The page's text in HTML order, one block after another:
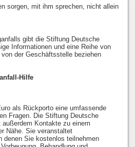
sorgen, mit ihm sprechen, nicht allein
gibt die Stiftung Deutsche
Informationen und eine Reihe von
der Geschäftsstelle beziehen
Hilfe
als Rückporto eine umfassende
Fragen. Die Stiftung Deutsche
Kontakte zu einem
Nähe. Sie veranstaltet
denen Sie kostenlos teilnehmen